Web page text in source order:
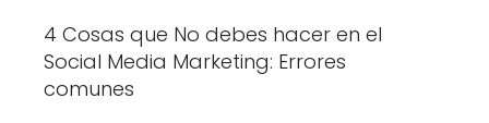
4 Cosas que No debes hacer en el
Social Media Marketing: Errores
comunes